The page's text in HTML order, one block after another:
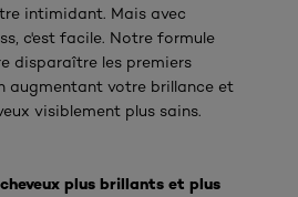
intimidant. Mais avec
c'est facile. Notre formule
disparaître les premiers
augmentant votre brillance et
visiblement plus sains.
plus brillants et plus